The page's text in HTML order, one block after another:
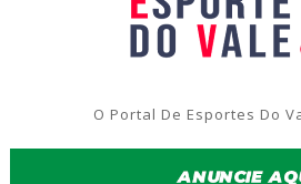
O Portal De Esportes Do